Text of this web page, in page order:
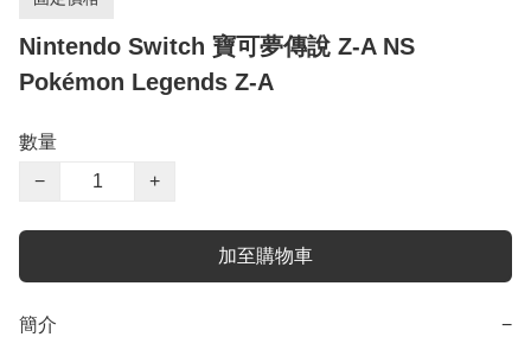
Nintendo Switch 寶可夢傳說 Z-A NS
Pokémon Legends Z-A
數量
−
+
加至購物車
簡介 −